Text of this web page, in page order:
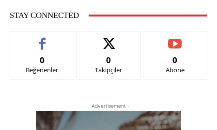
STAY CONNECTED
0
Beğenenler
0
Takipçiler
0
Abone
- Advertisement -